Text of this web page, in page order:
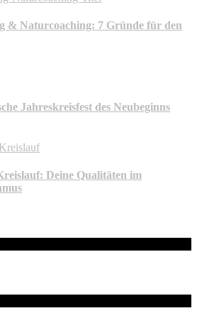
& Naturcoaching: 7 Gründe für den
Jahreskreisfest des Neubeginns
Deine Qualitäten im